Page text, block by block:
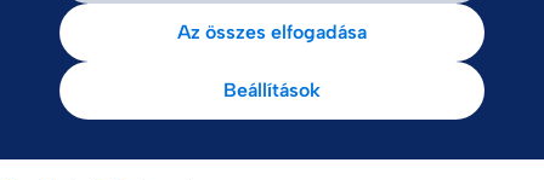
Az összes elfogadása
Beállítások